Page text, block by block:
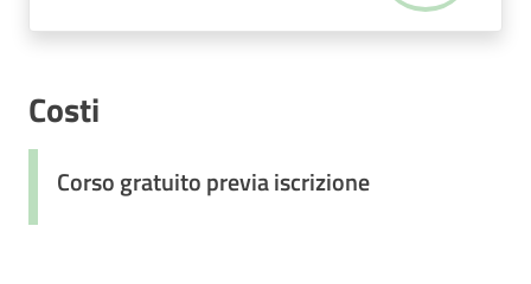
Costi
Corso gratuito previa iscrizione